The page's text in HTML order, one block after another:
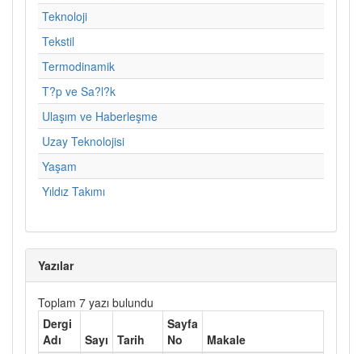
Teknoloji
Tekstil
Termodinamik
T?p ve Sa?l?k
Ulaşım ve Haberleşme
Uzay Teknolojisi
Yaşam
Yıldız Takımı
Yazılar
Toplam 7 yazı bulundu
Dergi
Adı
Sayı Tarih
Sayfa
No
Makale